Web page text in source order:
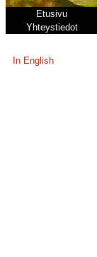
Etusivu
Yhteystiedot
In English